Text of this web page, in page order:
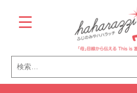
content
索: